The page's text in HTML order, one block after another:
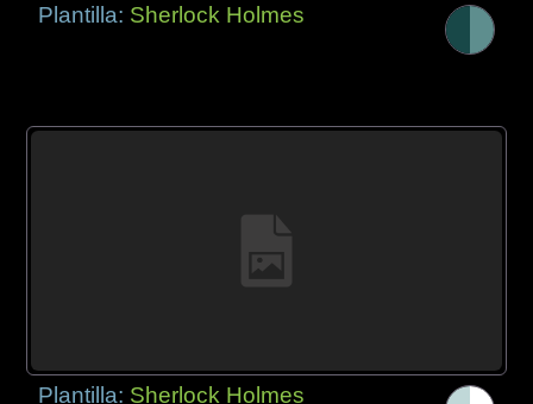
Plantilla: Sherlock Holmes
Plantilla: Sherlock Holmes